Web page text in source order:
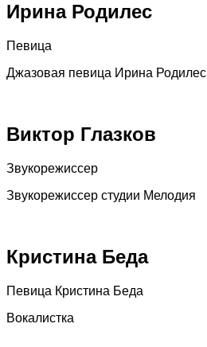
Ирина Родилес
Певица
Джазовая певица Ирина Родилес
Виктор Глазков
Звукорежиссер
Звукорежиссер студии Мелодия
Кристина Беда
Певица Кристина Беда
Вокалистка